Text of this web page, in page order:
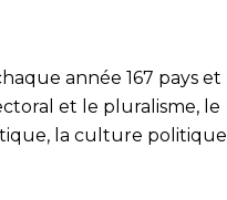
année 167 pays et
et le pluralisme, le
la culture politique